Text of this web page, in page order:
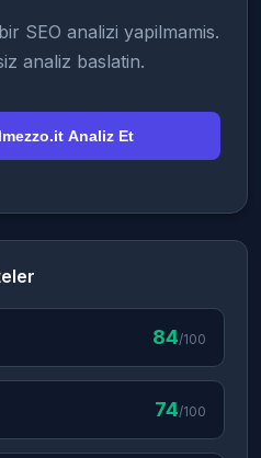
SEO analizi yapilmamis.
analiz baslatin.
Analiz Et
84/100
74/100